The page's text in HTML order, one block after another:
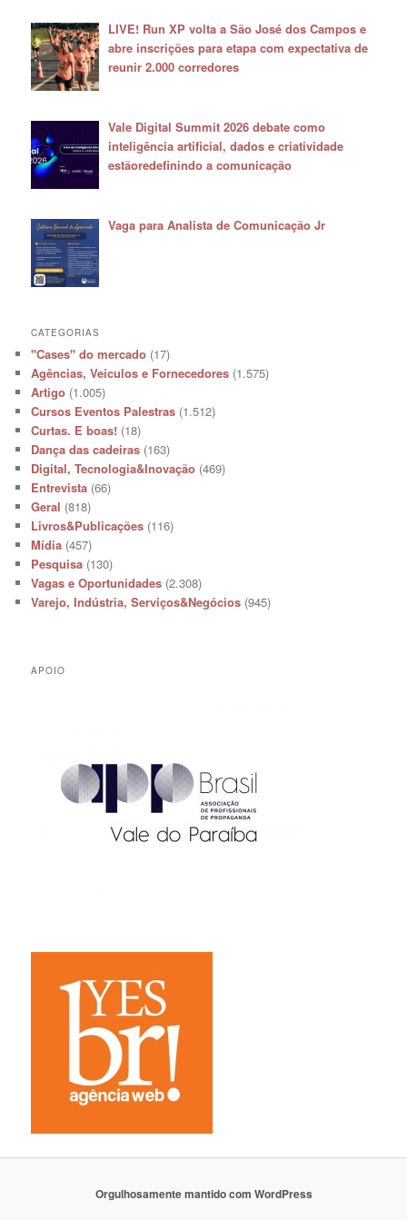
LIVE! Run XP volta a São José dos Campos e
abre inscrições para etapa com expectativa de
reunir 2.000 corredores
Vale Digital Summit 2026 debate como
inteligência artificial, dados e criatividade
estãoredefinindo a comunicação
Vaga para Analista de Comunicação Jr
CATEGORIAS
"Cases" do mercado (17)
Agências, Veículos e Fornecedores (1.575)
Artigo (1.005)
Cursos Eventos Palestras (1.512)
Curtas. E boas! (18)
Dança das cadeiras (163)
Digital, Tecnologia&Inovação (469)
Entrevista (66)
Geral (818)
Livros&Publicações (116)
Mídia (457)
Pesquisa (130)
Vagas e Oportunidades (2.308)
Varejo, Indústria, Serviços&Negócios (945)
APOIO
Orgulhosamente mantido com WordPress